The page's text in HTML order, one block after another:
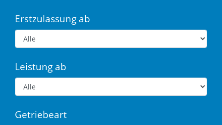
Erstzulassung ab
Leistung ab
Getriebeart